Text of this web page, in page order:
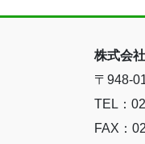
株式会
〒948-
TEL：
FAX：